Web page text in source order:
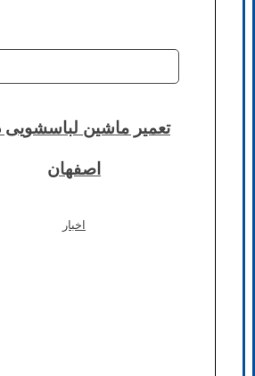
تعمیر ماشین لباسشویی
اصفهان
اخبار